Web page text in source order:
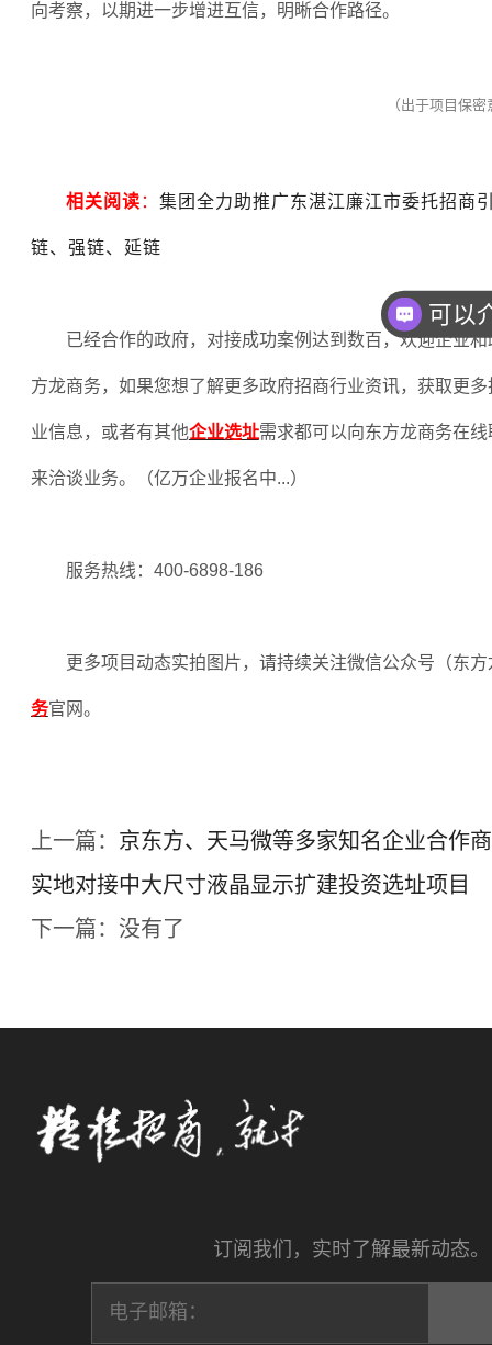
向考察，以期进一步增进互信，明晰合作路径。
（出于项目保
相关阅读 ： 集团全力助推广东湛江廉江市委托招商
链、强链、延链
已经合作的政府，对接成功案例达到数百，欢迎企业
方龙商务，如果您想了解更多政府招商行业资讯，获取更
业信息，或者有其他企业选址需求都可以向东方龙商务在
来洽谈业务。（亿万企业报名中...）
服务热线： 400-6898-186
更多项目动态实拍图片，请持续关注微信公众号（东
务官网。
上一篇： 京东方、天马微等多家知名企业合作
实地对接中大尺寸液晶显示扩建投资选址项目
下一篇：没有了
订阅我们，实时了解最新动态。